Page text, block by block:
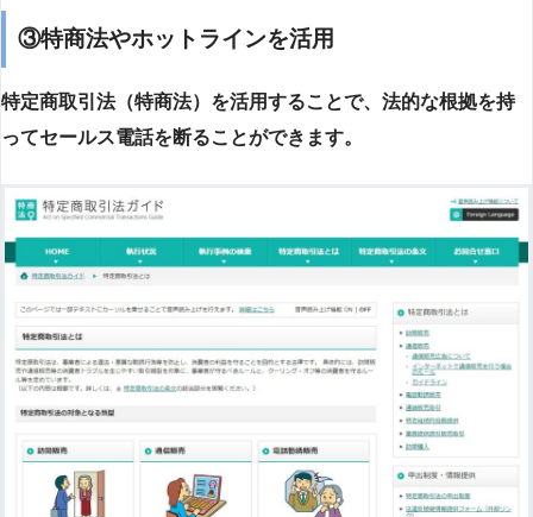
③特商法やホットラインを活用
特定商取引法（特商法）を活用することで、法的な根拠を持
ってセールス電話を断ることができます。